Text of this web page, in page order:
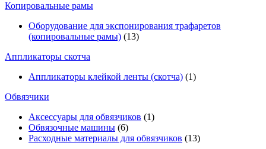
Копировальные рамы
Оборудование для экспонирования трафаретов
(копировальные рамы) (13)
Аппликаторы скотча
Аппликаторы клейкой ленты (скотча) (1)
Обвязчики
Аксессуары для обвязчиков (1)
Обвязочные машины (6)
Расходные материалы для обвязчиков (13)